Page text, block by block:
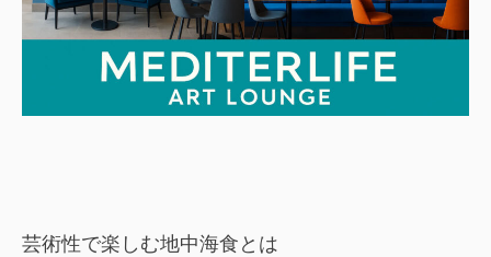
芸術性で楽しむ地中海食とは